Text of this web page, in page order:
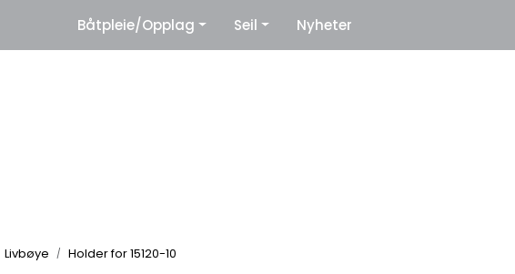
Leverandører
Båtpleie/Opplag Seil Nyheter
Livbøye Holder for 15120-10